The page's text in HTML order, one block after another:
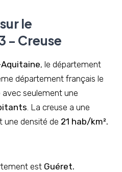
le
- Creuse
, le département
département français le
avec seulement une
. La creuse a une
une densité de 21 hab/km².
est Guéret.